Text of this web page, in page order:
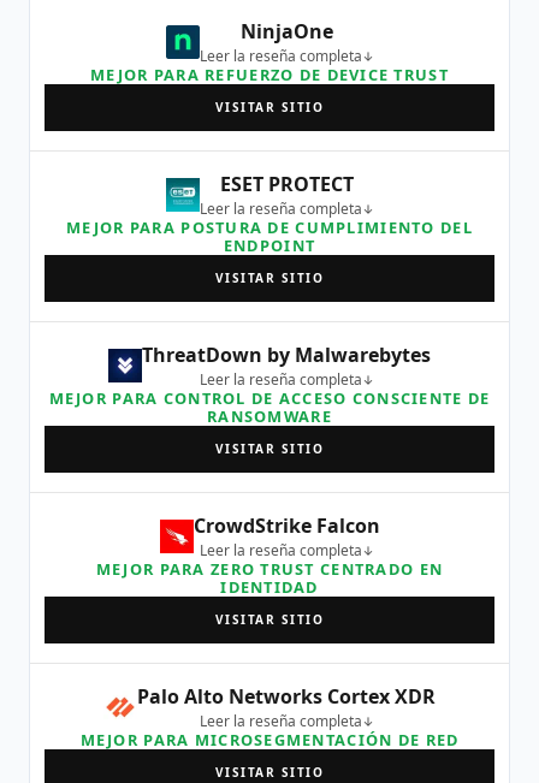
NinjaOne
Leer la reseña completa
MEJOR PARA REFUERZO DE DEVICE TRUST
VISITAR SITIO
ESET PROTECT
Leer la reseña completa
MEJOR PARA POSTURA DE CUMPLIMIENTO DEL
ENDPOINT
VISITAR SITIO
ThreatDown by Malwarebytes
Leer la reseña completa
MEJOR PARA CONTROL DE ACCESO CONSCIENTE DE
RANSOMWARE
VISITAR SITIO
CrowdStrike Falcon
Leer la reseña completa
MEJOR PARA ZERO TRUST CENTRADO EN
IDENTIDAD
VISITAR SITIO
Palo Alto Networks Cortex XDR
Leer la reseña completa
MEJOR PARA MICROSEGMENTACIÓN DE RED
VISITAR SITIO